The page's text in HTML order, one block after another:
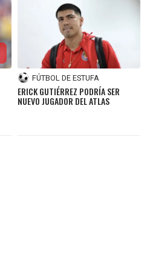
FÚTBOL DE ESTUFA
ERICK GUTIÉRREZ PODRÍA SER
NUEVO JUGADOR DEL ATLAS